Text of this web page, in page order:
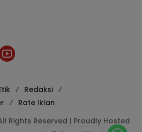
Redaksi
Rate Iklan
Rights Reserved | Proudly Hosted